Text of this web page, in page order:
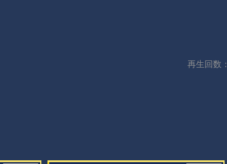
再生回数：